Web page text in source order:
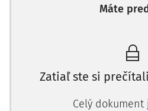
Máte
Zatiaľ ste si
Celý